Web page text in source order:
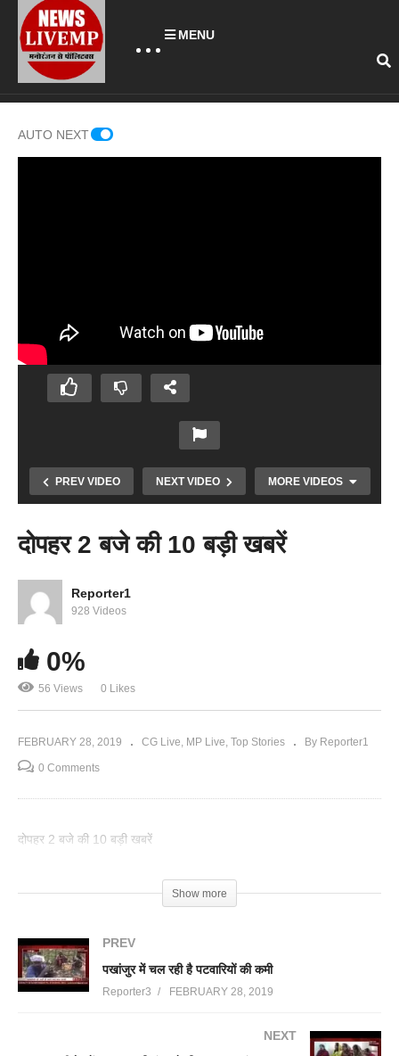
MENU
AUTO NEXT
PREV VIDEO NEXT VIDEO MORE VIDEOS
दोपहर 2 बजे की 10 बड़ी खबरें
Reporter1
928 Videos
0%
56 Views 0 Likes
FEBRUARY 28, 2019 CG Live MP Live Top Stories By Reporter1
0 Comments
दोपहर 2 बजे की 10 बड़ी खबरें
Show more
PREV
पखांजुर में चल रही है पटवारियों की कमी
Reporter3 FEBRUARY 28, 2019
NEXT